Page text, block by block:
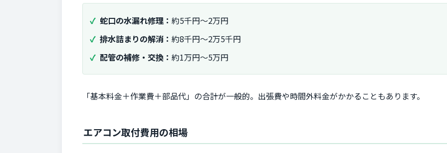
蛇口の水漏れ修理： 約5千円〜2万円
排水詰まりの解消： 約8千円〜2万5千円
配管の補修・交換： 約1万円〜5万円
「基本料金＋作業費＋部品代」の合計が一般的。出張費や時間外料金がかかることもあります。
エアコン取付費用の相場